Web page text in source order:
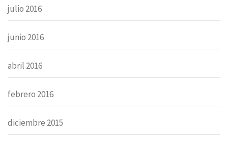
julio 2016
junio 2016
abril 2016
febrero 2016
diciembre 2015